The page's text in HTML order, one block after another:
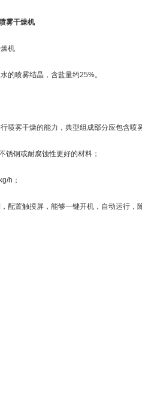
雾干燥机
机
的喷雾结晶，含盐量约25%。
喷雾干燥的能力，典型组成部分应包含喷
锈钢或耐腐蚀性更好的材料；
h；
配置触摸屏，能够一键开机，自动运行，